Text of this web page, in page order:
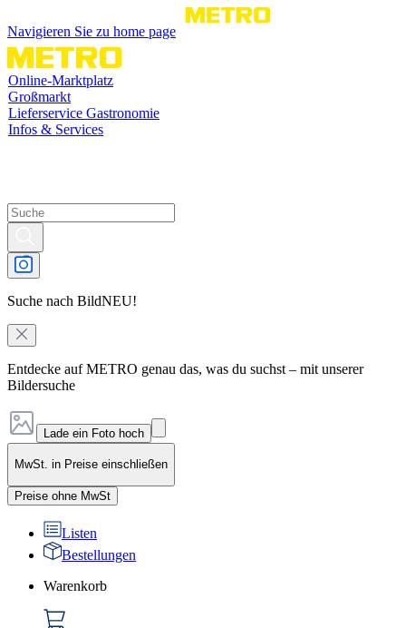
Navigieren Sie zu home page
Online-Marktplatz
Großmarkt
Lieferservice Gastronomie
Infos & Services
Suche nach BildNEU!
Entdecke auf METRO genau das, was du suchst – mit unserer
Bildersuche
Lade ein Foto hoch
MwSt. in Preise einschließen
Preise ohne MwSt
Listen
Bestellungen
Warenkorb